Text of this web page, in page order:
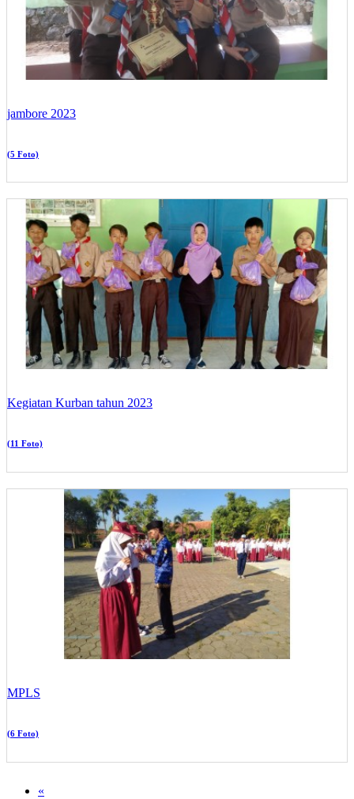
jambore 2023
(5 Foto)
Kegiatan Kurban tahun 2023
(11 Foto)
MPLS
(6 Foto)
«